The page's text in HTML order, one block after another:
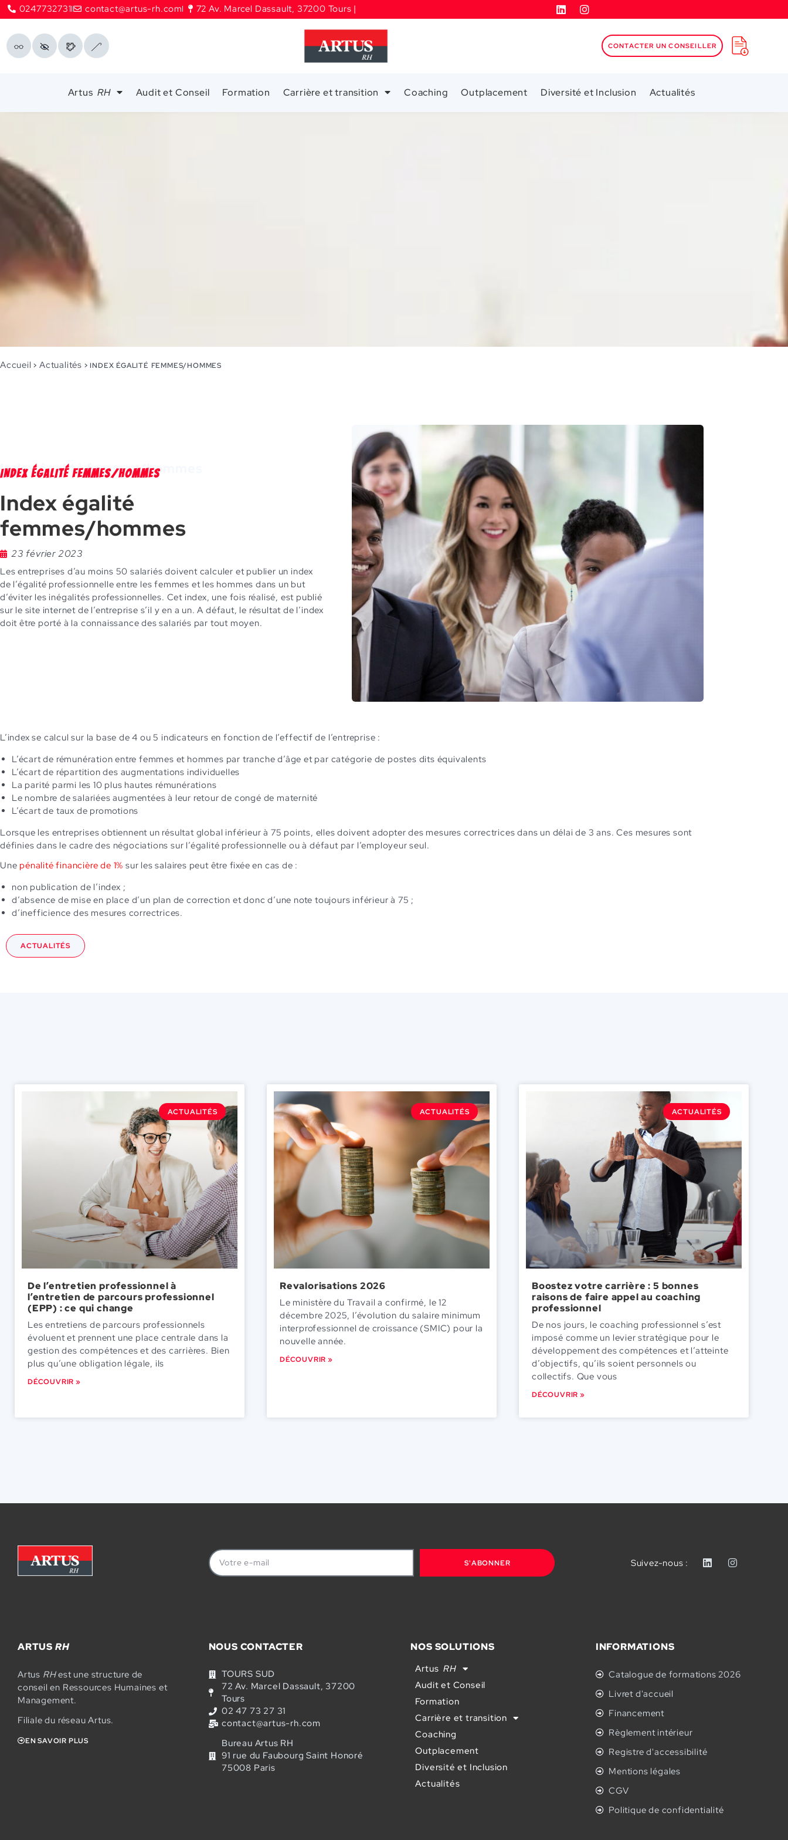
0247732731 contact@artus-rh.com 72 Av. Marcel Dassault, 37200 Tours |
CONTACTER UN CONSEILLER
ArtusRH Audit et Conseil Formation Carrière et transition Coaching Outplacement Diversité et Inclusion Actualités
Accueil >Actualités >INDEX ÉGALITÉ FEMMES/HOMMES
Index égalité femmes/hommes
INDEX ÉGALITÉ FEMMES/HOMMES
Index égalité
femmes/hommes
23 février 2023
Les entreprises d’au moins 50 salariés doivent calculer et publier un index
de l’égalité professionnelle entre les femmes et les hommes dans un but
d’éviter les inégalités professionnelles. Cet index, une fois réalisé, est publié
sur le site internet de l’entreprise s’il y en a un. A défaut, le résultat de l’index
doit être porté à la connaissance des salariés par tout moyen.
L’index se calcul sur la base de 4 ou 5 indicateurs en fonction de l’effectif de l’entreprise :
L’écart de rémunération entre femmes et hommes par tranche d’âge et par catégorie de postes dits équivalents
L’écart de répartition des augmentations individuelles
La parité parmi les 10 plus hautes rémunérations
Le nombre de salariées augmentées à leur retour de congé de maternité
L’écart de taux de promotions
Lorsque les entreprises obtiennent un résultat global inférieur à 75 points, elles doivent adopter des mesures correctrices dans un délai de 3 ans. Ces mesures sont
définies dans le cadre des négociations sur l’égalité professionnelle ou à défaut par l’employeur seul.
Une pénalité financière de 1% sur les salaires peut être fixée en cas de :
non publication de l’index ;
d’absence de mise en place d’un plan de correction et donc d’une note toujours inférieur à 75 ;
d’inefficience des mesures correctrices.
ACTUALITÉS
ACTUALITÉS
De l’entretien professionnel à
l’entretien de parcours professionnel
(EPP) : ce qui change
Les entretiens de parcours professionnels
évoluent et prennent une place centrale dans la
gestion des compétences et des carrières. Bien
plus qu’une obligation légale, ils
DÉCOUVRIR »
ACTUALITÉS
Revalorisations 2026
Le ministère du Travail a confirmé, le 12
décembre 2025, l’évolution du salaire minimum
interprofessionnel de croissance (SMIC) pour la
nouvelle année.
DÉCOUVRIR »
ACTUALITÉS
Boostez votre carrière : 5 bonnes
raisons de faire appel au coaching
professionnel
De nos jours, le coaching professionnel s’est
imposé comme un levier stratégique pour le
développement des compétences et l’atteinte
d’objectifs, qu’ils soient personnels ou
collectifs. Que vous
DÉCOUVRIR »
S'ABONNER Suivez-nous :
ARTUS RH
Artus RHest une structure de
conseil en Ressources Humaines et
Management.
Filiale du réseau Artus.
EN SAVOIR PLUS
NOUS CONTACTER
TOURS SUD
72 Av. Marcel Dassault, 37200
Tours
02 47 73 27 31
contact@artus-rh.com
Bureau Artus RH
91 rue du Faubourg Saint Honoré
75008 Paris
NOS SOLUTIONS
ArtusRH
Audit et Conseil
Formation
Carrière et transition
Coaching
Outplacement
Diversité et Inclusion
Actualités
INFORMATIONS
Catalogue de formations 2026
Livret d'accueil
Financement
Règlement intérieur
Registre d'accessibilité
Mentions légales
CGV
Politique de confidentialité